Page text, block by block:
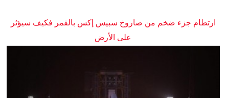
ارتطام جزء ضخم من صاروخ سبيس إكس بالقمر فكيف سيؤثر
على الأرض